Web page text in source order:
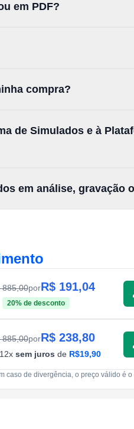
em PDF?
compra?
de Simulados e à
em análise, gravação
885,00porR$ 191,04
20% de desconto
885,00porR$ 238,80
12xsem juros de R$19,90
caso de divergência, o preço válido é